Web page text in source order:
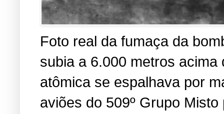
Foto real da fumaça da
subia a 6.000 metros
atômica se espalhava por
aviões do 509º Grupo